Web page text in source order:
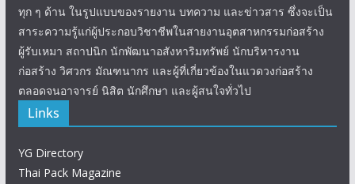
ทุก ๆ ด้าน ในรูปแบบของรายงาน บทความ และข่าวสาร ซึ่งจะเป็น
สาระความรู้แก่ผู้ประกอบวิชาชีพในสายงานอุตสาหกรรมก่อสร้าง
ผู้รับเหมา สถาปนิก นักพัฒนาอสังหาริมทรัพย์ นักบริหารงาน
ก่อสร้าง วิศวกร มัณฑนากร และผู้ที่เกี่ยวข้องในแวดวงก่อสร้าง
ตลอดจนอาจารย์ นิสิต นักศึกษา และผู้สนใจทั่วไป
Links
YG Directory
Thai Pack Magazine